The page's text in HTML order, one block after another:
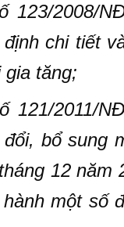
123/2008/
chi tiết
gia tăng;
121/2011/
bổ sung
12 năm
một số